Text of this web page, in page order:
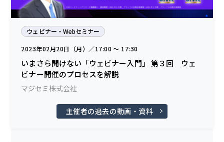
ウェビナー・Webセミナー
2023年02月20日（月）／17:00 〜 17:30
いまさら聞けない「ウェビナー入門」 第３回 ウェ
ビナー開催のプロセスを解説
マジセミ株式会社
主催者の過去の動画・資料